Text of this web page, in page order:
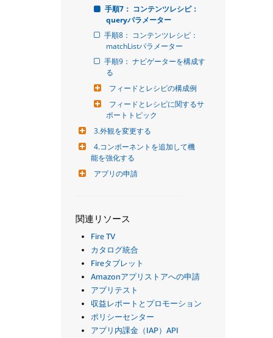
手順7： コンテンツレシピ：
queryパラメーター
手順8： コンテンツレシピ：
matchListパラメーター
手順9： ナビゲーターを構成す
る
フィードとレシピの構成例
フィードとレシピに関するサ
ポートトピック
3.外観を変更する
4.コンポーネントを追加して機
能を強化する
アプリの申請
関連リソース
Fire TV
カタログ統合
Fireタブレット
Amazonアプリストアへの申請
アプリテスト
収益レポートとプロモーション
ポリシーセンター
アプリ内課金（IAP）API